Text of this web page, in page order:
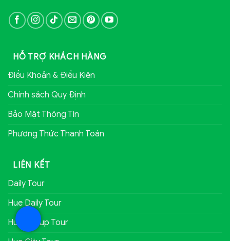
HỖ TRỢ KHÁCH HÀNG
Điều Khoản & Điều Kiện
Chính sách Quy Định
Bảo Mật Thông Tin
Phương Thức Thanh Toán
LIÊN KẾT
Daily Tour
Hue Daily Tour
Hue Group Tour